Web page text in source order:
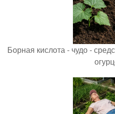
Борная кислота - чудо -